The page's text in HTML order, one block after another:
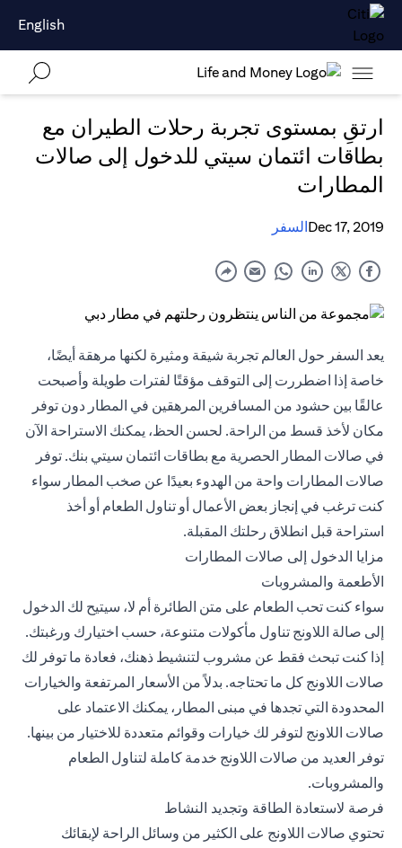
English
ارتقِ بمستوى تجربة رحلات الطيران مع
بطاقات ائتمان سيتي للدخول إلى صالات
المطارات
Dec 17, 2019السفر
يعد السفر حول العالم تجربة شيقة ومثيرة لكنها مرهقة أيضًا،
خاصة إذا اضطررت إلى التوقف مؤقتًا لفترات طويلة وأصبحت
عالقًا بين حشود من المسافرين المرهقين في المطار دون توفر
مكان لأخذ قسط من الراحة. لحسن الحظ، يمكنك الاستراحة الآن
في صالات المطار الحصرية مع بطاقات ائتمان سيتي بنك. توفر
صالات المطارات واحة من الهدوء بعيدًا عن صخب المطار سواء
كنت ترغب في إنجاز بعض الأعمال أو تناول الطعام أو أخذ
استراحة قبل انطلاق رحلتك المقبلة.
مزايا الدخول إلى صالات المطارات
الأطعمة والمشروبات
سواء كنت تحب الطعام على متن الطائرة أم لا، سيتيح لك الدخول
إلى صالة اللاونج تناول مأكولات متنوعة، حسب اختيارك ورغبتك.
إذا كنت تبحث فقط عن مشروب لتنشيط ذهنك، فعادة ما توفر لك
صالات اللاونج كل ما تحتاجه. بدلاً من الأسعار المرتفعة والخيارات
المحدودة التي تجدها في مبنى المطار، يمكنك الاعتماد على
صالات اللاونج لتوفر لك خيارات وقوائم متعددة للاختيار من بينها.
توفر العديد من صالات اللاونج خدمة كاملة لتناول الطعام
والمشروبات.
فرصة لاستعادة الطاقة وتجديد النشاط
تحتوي صالات اللاونج على الكثير من وسائل الراحة لإبقائك